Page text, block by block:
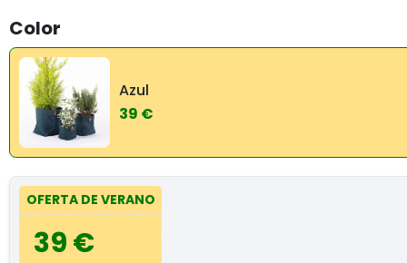
Color
Azul
39 €
OFERTA DE VERANO
39 €